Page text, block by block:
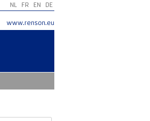
NL FR EN DE
www.renson.eu